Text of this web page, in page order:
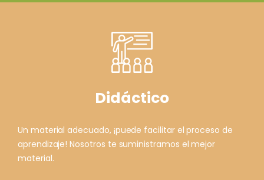
Didáctico
Un material adecuado, ¡puede facilitar el proceso de
aprendizaje! Nosotros te suministramos el mejor
material.